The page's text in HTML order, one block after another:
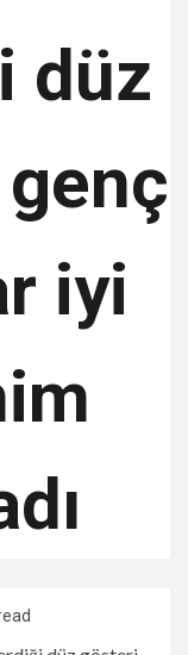
düz
iyi